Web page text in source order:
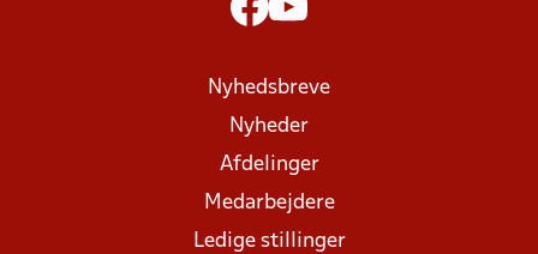
Nyhedsbreve
Nyheder
Afdelinger
Medarbejdere
Ledige stillinger